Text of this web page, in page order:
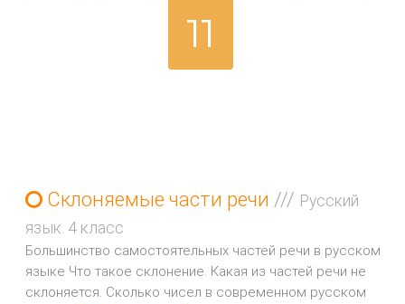
11
Склоняемые части речи /// Русский
язык. 4 класс
Большинство самостоятельных частей речи в русском
языке Что такое склонение. Какая из частей речи не
склоняется. Сколько чисел в современном русском